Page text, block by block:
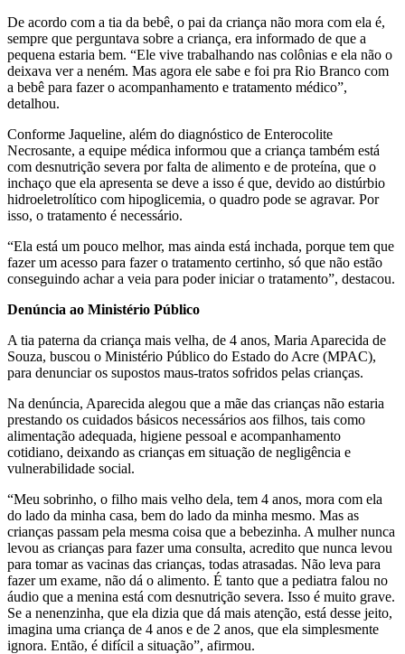
De acordo com a tia da bebê, o pai da criança não mora com ela é,
sempre que perguntava sobre a criança, era informado de que a
pequena estaria bem. “Ele vive trabalhando nas colônias e ela não o
deixava ver a neném. Mas agora ele sabe e foi pra Rio Branco com
a bebê para fazer o acompanhamento e tratamento médico”,
detalhou.
Conforme Jaqueline, além do diagnóstico de Enterocolite
Necrosante, a equipe médica informou que a criança também está
com desnutrição severa por falta de alimento e de proteína, que o
inchaço que ela apresenta se deve a isso é que, devido ao distúrbio
hidroeletrolítico com hipoglicemia, o quadro pode se agravar. Por
isso, o tratamento é necessário.
“Ela está um pouco melhor, mas ainda está inchada, porque tem que
fazer um acesso para fazer o tratamento certinho, só que não estão
conseguindo achar a veia para poder iniciar o tratamento”, destacou.
Denúncia ao Ministério Público
A tia paterna da criança mais velha, de 4 anos, Maria Aparecida de
Souza, buscou o Ministério Público do Estado do Acre (MPAC),
para denunciar os supostos maus-tratos sofridos pelas crianças.
Na denúncia, Aparecida alegou que a mãe das crianças não estaria
prestando os cuidados básicos necessários aos filhos, tais como
alimentação adequada, higiene pessoal e acompanhamento
cotidiano, deixando as crianças em situação de negligência e
vulnerabilidade social.
“Meu sobrinho, o filho mais velho dela, tem 4 anos, mora com ela
do lado da minha casa, bem do lado da minha mesmo. Mas as
crianças passam pela mesma coisa que a bebezinha. A mulher nunca
levou as crianças para fazer uma consulta, acredito que nunca levou
para tomar as vacinas das crianças, todas atrasadas. Não leva para
fazer um exame, não dá o alimento. É tanto que a pediatra falou no
áudio que a menina está com desnutrição severa. Isso é muito grave.
Se a nenenzinha, que ela dizia que dá mais atenção, está desse jeito,
imagina uma criança de 4 anos e de 2 anos, que ela simplesmente
ignora. Então, é difícil a situação”, afirmou.